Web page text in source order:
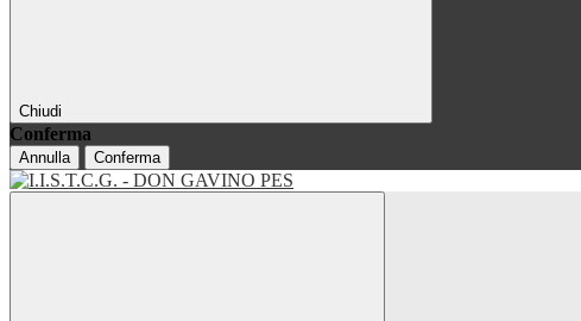
Chiudi
Conferma
Annulla Conferma